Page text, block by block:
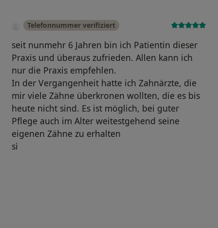
Telefonnummer verifiziert
seit nunmehr 6 Jahren bin ich Patientin dieser
Praxis und überaus zufrieden. Allen kann ich
nur die Praxis empfehlen.
In der Vergangenheit hatte ich Zahnärzte, die
mir viele Zähne überkronen wollten, die es bis
heute nicht sind. Es ist möglich, bei guter
Pflege auch im Alter weitestgehend seine
eigenen Zähne zu erhalten
si